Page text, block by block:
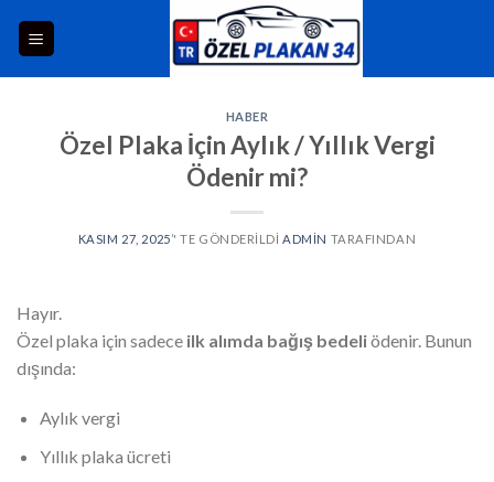
HABER
Özel Plaka İçin Aylık / Yıllık Vergi
Ödenir mi?
KASIM 27, 2025’' TE GÖNDERILDI ADMIN TARAFINDAN
Hayır.
Özel plaka için sadece ilk alımda bağış bedeliödenir. Bunun
dışında:
Aylık vergi
Yıllık plaka ücreti